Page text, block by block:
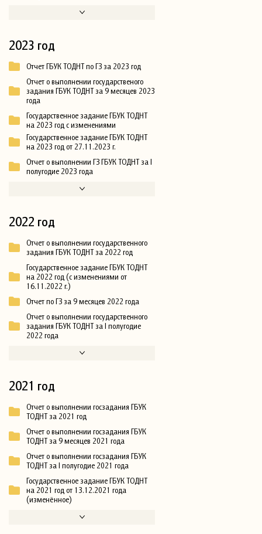
2023 год
Отчет ГБУК ТОДНТ по ГЗ за 2023 год
Отчет о выполнении государственого
задания ГБУК ТОДНТ за 9 месяцев 2023
года
Государственное задание ГБУК ТОДНТ
на 2023 год с изменениями
Государственное задание ГБУК ТОДНТ
на 2023 год от 27.11.2023 г.
Отчет о выполнении ГЗ ГБУК ТОДНТ за I
полугодие 2023 года
2022 год
Отчет о выполнении государственного
задания ГБУК ТОДНТ за 2022 год
Государственное задание ГБУК ТОДНТ
на 2022 год (с изменениями от
16.11.2022 г.)
Отчет по ГЗ за 9 месяцев 2022 года
Отчет о выполнении государственного
задания ГБУК ТОДНТ за I полугодие
2022 года
2021 год
Отчет о выполнении госзадания ГБУК
ТОДНТ за 2021 год
Отчет о выполнении госзадания ГБУК
ТОДНТ за 9 месяцев 2021 года
Отчет о выполнении госзадания ГБУК
ТОДНТ за I полугодие 2021 года
Государственное задание ГБУК ТОДНТ
на 2021 год от 13.12.2021 года
(изменённое)